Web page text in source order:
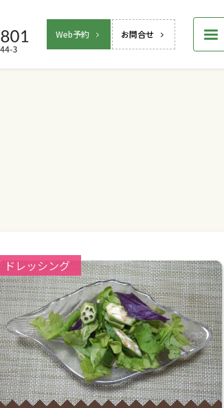
Web予約 お問合せ
Categories:
ドレッシング